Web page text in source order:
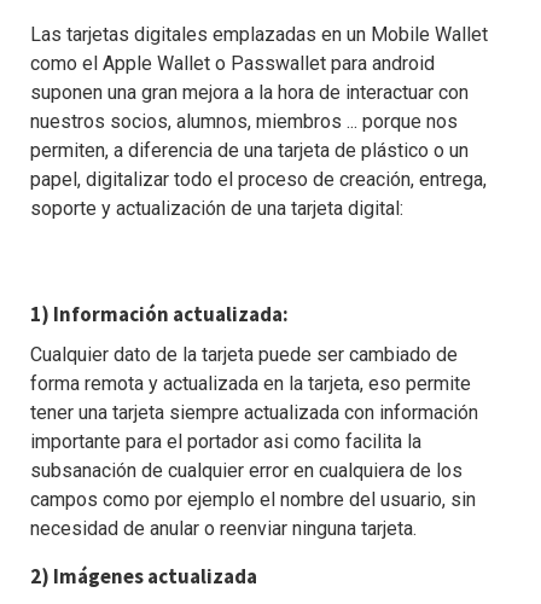
Las tarjetas digitales emplazadas en un Mobile Wallet
como el Apple Wallet o Passwallet para android
suponen una gran mejora a la hora de interactuar con
nuestros socios, alumnos, miembros ... porque nos
permiten, a diferencia de una tarjeta de plástico o un
papel, digitalizar todo el proceso de creación, entrega,
soporte y actualización de una tarjeta digital:
1) Información actualizada:
Cualquier dato de la tarjeta puede ser cambiado de
forma remota y actualizada en la tarjeta, eso permite
tener una tarjeta siempre actualizada con información
importante para el portador asi como facilita la
subsanación de cualquier error en cualquiera de los
campos como por ejemplo el nombre del usuario, sin
necesidad de anular o reenviar ninguna tarjeta.
2) Imágenes actualizada